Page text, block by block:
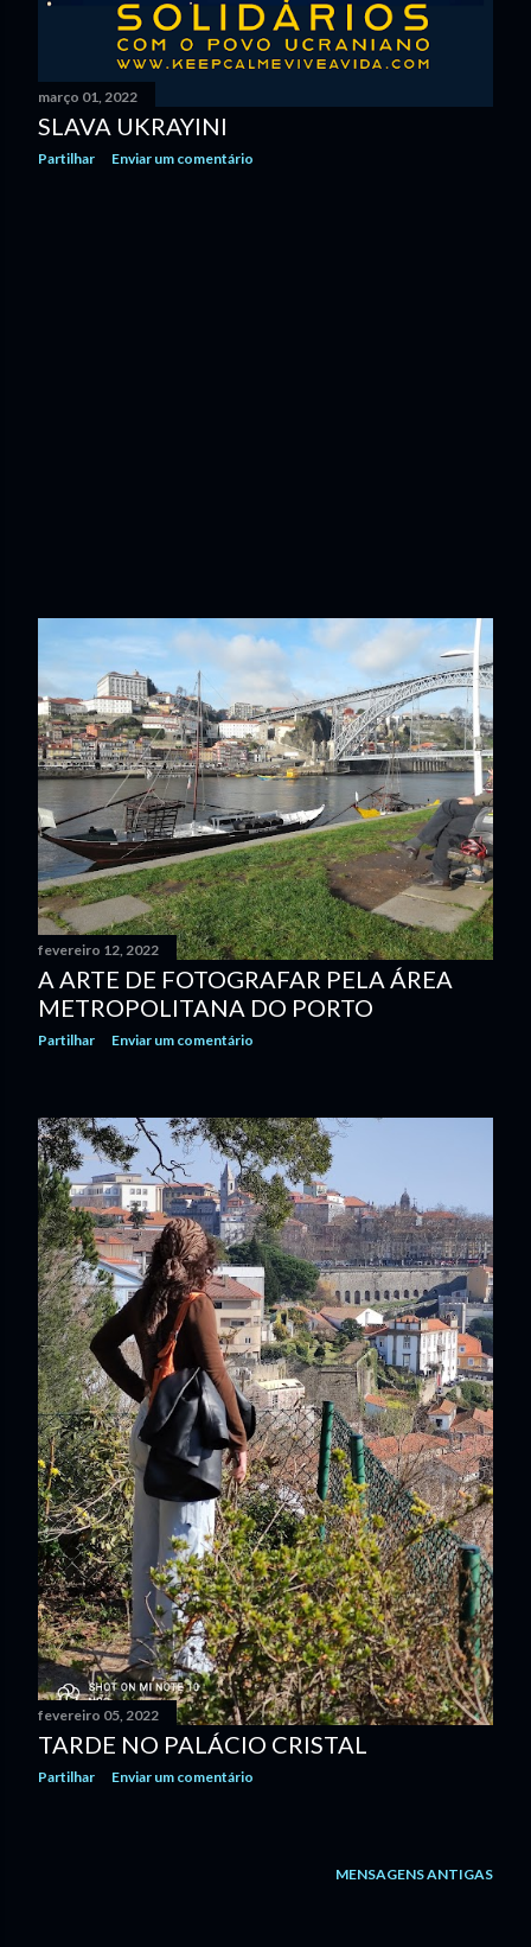
março 01, 2022
SLAVA UKRAYINI
Partilhar Enviar um comentário
fevereiro 12, 2022
A ARTE DE FOTOGRAFAR PELA ÁREA
METROPOLITANA DO PORTO
Partilhar Enviar um comentário
fevereiro 05, 2022
TARDE NO PALÁCIO CRISTAL
Partilhar Enviar um comentário
MENSAGENS ANTIGAS